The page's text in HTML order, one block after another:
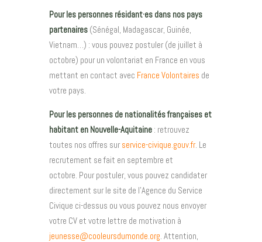
Pour les personnes résidant·es dans nos pays
partenaires (Sénégal, Madagascar, Guinée,
Vietnam…) : vous pouvez postuler (de juillet à
octobre) pour un volontariat en France en vous
mettant en contact avec France Volontaires de
votre pays.
Pour les personnes de nationalités françaises et
habitant en Nouvelle-Aquitaine : retrouvez
toutes nos offres sur service-civique.gouv.fr. Le
recrutement se fait en septembre et
octobre. Pour postuler, vous pouvez candidater
directement sur le site de l’Agence du Service
Civique ci-dessus ou vous pouvez nous envoyer
votre CV et votre lettre de motivation à
jeunesse@cooleursdumonde.org . Attention,